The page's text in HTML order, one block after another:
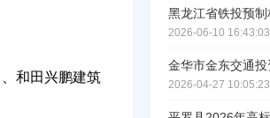
和田兴鹏建筑
2026-06-10 16:43:03
2026-04-27 10:05:23
ဆ